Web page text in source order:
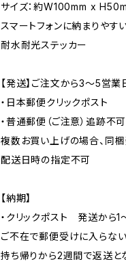
サイズ：約W100mm x
スマートフォンに納まりやす
耐水耐光ステッカー
【発送】ご注文から3〜5営業
・日本郵便クリックポスト
・普通郵便（ご注意）追跡不
複数お買い上げの場合、同
配送日時の指定不可
【納期】
・クリックポスト 発送から1
ご不在で郵便受けに入らな
持ち帰りから2週間で返送と